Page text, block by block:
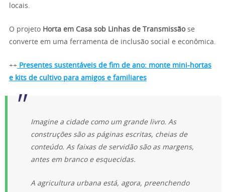
locais.
O projeto Horta em Casa sob Linhas de Transmissãose
converte em uma ferramenta de inclusão social e econômica.
++ Presentes sustentáveis de fim de ano: monte mini-hortas
e kits de cultivo para amigos e familiares
Imagine a cidade como um grande livro. As
construções são as páginas escritas, cheias de
conteúdo. As faixas de servidão são as margens,
antes em branco e esquecidas.
A agricultura urbana está, agora, preenchendo